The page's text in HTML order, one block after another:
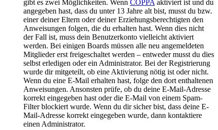
gibt es zwei Möglichkeiten. Wenn COPPA aktiviert ist und du
angegeben hast, dass du unter 13 Jahre alt bist, musst du bzw.
einer deiner Eltern oder deiner Erziehungsberechtigten den
Anweisungen folgen, die du erhalten hast. Wenn dies nicht
der Fall ist, muss dein Benutzerkonto vielleicht aktiviert
werden. Bei einigen Boards müssen alle neu angemeldeten
Mitglieder erst freigeschaltet werden – entweder musst du dies
selbst erledigen oder ein Administrator. Bei der Registrierung
wurde dir mitgeteilt, ob eine Aktivierung nötig ist oder nicht.
Wenn du eine E-Mail erhalten hast, folge den dort enthaltenen
Anweisungen. Ansonsten prüfe, ob du deine E-Mail-Adresse
korrekt eingegeben hast oder die E-Mail von einem Spam-
Filter blockiert wurde. Wenn du dir sicher bist, dass deine E-
Mail-Adresse korrekt eingegeben wurde, dann kontaktiere
einen Administrator.